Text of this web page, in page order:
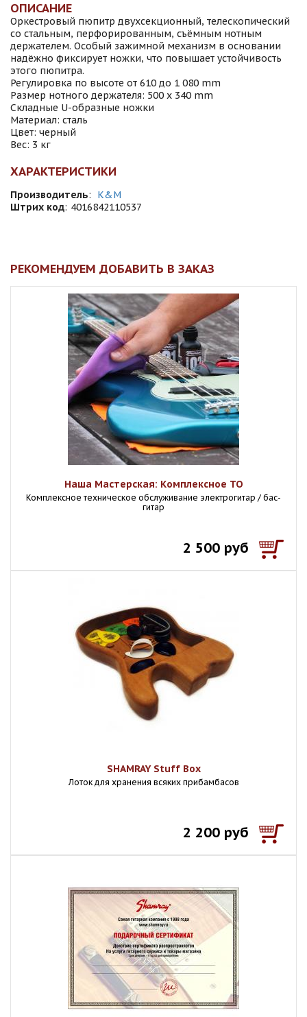
ОПИСАНИЕ
Оркестровый пюпитр двухсекционный, телескопический
со стальным, перфорированным, съёмным нотным
держателем. Особый зажимной механизм в основании
надёжно фиксирует ножки, что повышает устойчивость
этого пюпитра.
Регулировка по высоте от 610 до 1 080 mm
Размер нотного держателя: 500 х 340 mm
Складные U-образные ножки
Материал: сталь
Цвет: черный
Вес: 3 кг
ХАРАКТЕРИСТИКИ
Производитель:
K&M
Штрих код: 4016842110537
РЕКОМЕНДУЕМ ДОБАВИТЬ В ЗАКАЗ
Наша Мастерская: Комплексное ТО
Комплексное техническое обслуживание электрогитар / бас-
гитар
2 500 руб
SHAMRAY Stuff Box
Лоток для хранения всяких прибамбасов
2 200 руб